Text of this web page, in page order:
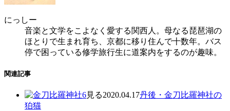
にっしー
音楽と文学をこよなく愛する関西人。母なる琵琶湖の
ほとりで生まれ育ち、京都に移り住んで十数年。バス
停で困っている修学旅行生に道案内をするのが趣味。
関連記事
見る2020.04.17丹後・金刀比羅神社の
狛猫